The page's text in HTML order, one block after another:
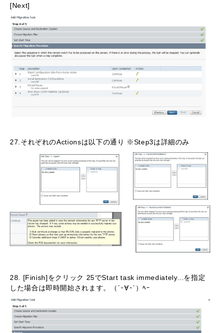
[Next]
27.それぞれのActionsは以下の通り ※Step3は詳細のみ
28. [Finish]をクリック 25でStart task immediately...を指定
した場合は即時開始されます。（´･∀･`）ﾍｰ